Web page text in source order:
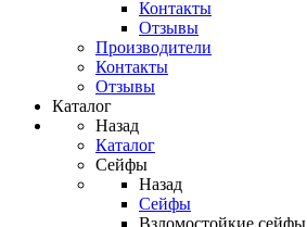
Контакты
Отзывы
Производители
Контакты
Отзывы
Каталог
Назад
Каталог
Сейфы
Назад
Сейфы
Взломостойкие сейфы